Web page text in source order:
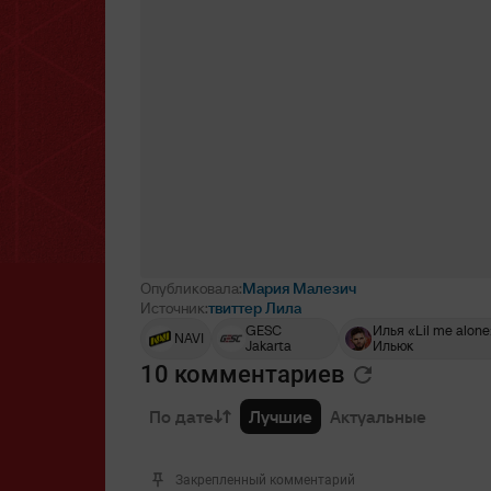
Опубликовала:Мария Малезич
Источник:твиттер Лила
NAVI
GESC
Jakarta
Илья «Lil me
Ильюк
10 комментариев
По дате Лучшие Актуальные
Закрепленный комментарий